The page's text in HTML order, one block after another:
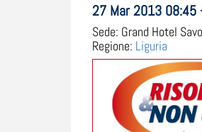
27 Mar 2013 08:45
Sede: Grand Hotel
Regione: Liguria